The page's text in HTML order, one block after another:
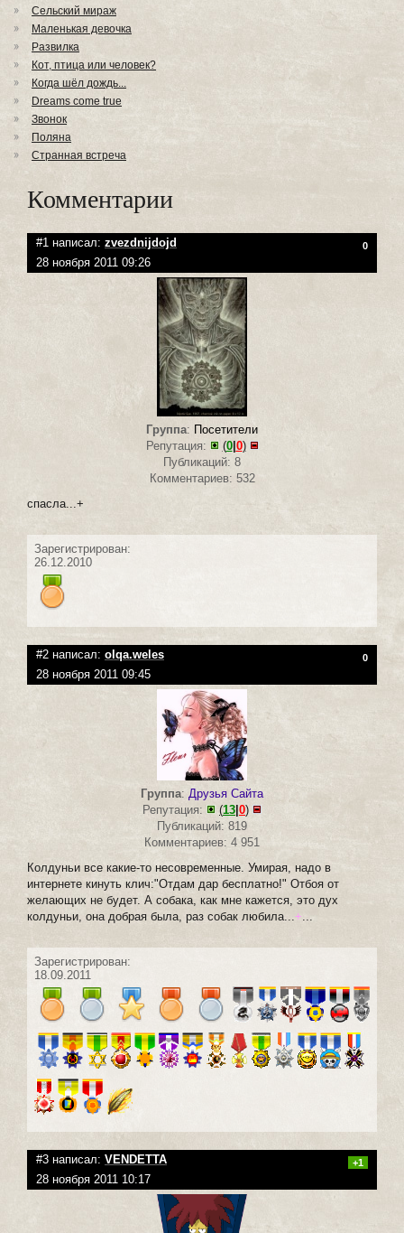
Сельский мираж
Маленькая девочка
Развилка
Кот, птица или человек?
Когда шёл дождь...
Dreams come true
Звонок
Поляна
Странная встреча
Комментарии
#1 написал: zvezdnijdojd 0
28 ноября 2011 09:26
Группа: Посетители
Репутация:
(0| 0)
Публикаций: 8
Комментариев: 532
спасла...+
Зарегистрирован:
26.12.2010
#2 написал: olqa.weles 0
28 ноября 2011 09:45
Группа: Друзья Сайта
Репутация:
(13 0)
Публикаций: 819
Комментариев: 4 951
Колдуньи все какие-то несовременные. Умирая, надо в
интернете кинуть клич:"Отдам дар бесплатно!" Отбоя от
желающих не будет. А собака, как мне кажется, это дух
колдуньи, она добрая была, раз собак любила... +
Зарегистрирован:
18.09.2011
#3 написал: VENDETTA +1
28 ноября 2011 10:17